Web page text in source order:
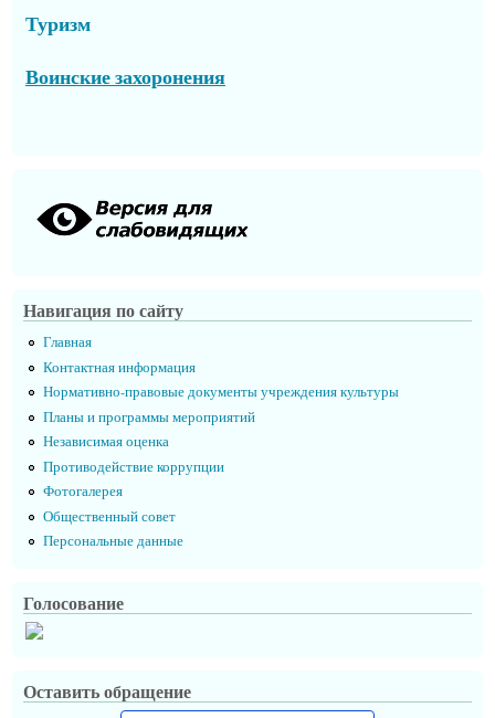
Туризм
Воинские захоронения
Навигация по сайту
Главная
Контактная информация
Нормативно-правовые документы учреждения культуры
Планы и программы мероприятий
Независимая оценка
Противодействие коррупции
Фотогалерея
Общественный совет
Персональные данные
Голосование
Оставить обращение